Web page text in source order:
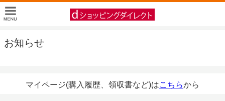
お知らせ
マイページ(購入履歴、領収書など)はこちらから